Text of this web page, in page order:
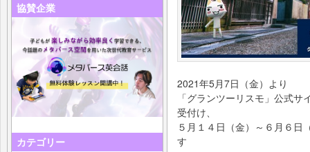
協賛企業
カテゴリー
2021年5月7日（金）より
「グランツーリスモ」公式
受付け、
５月１４日（金）～６月６日
す